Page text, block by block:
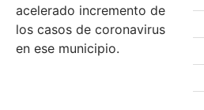
acelerado incremento de
los casos de coronavirus
en ese municipio.